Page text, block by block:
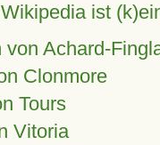
Wikipedia ist
von Achard-
Clonmore
Tours
Vitoria